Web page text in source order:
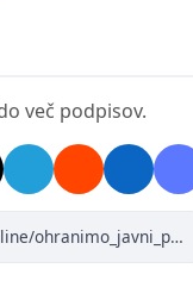
več podpisov.